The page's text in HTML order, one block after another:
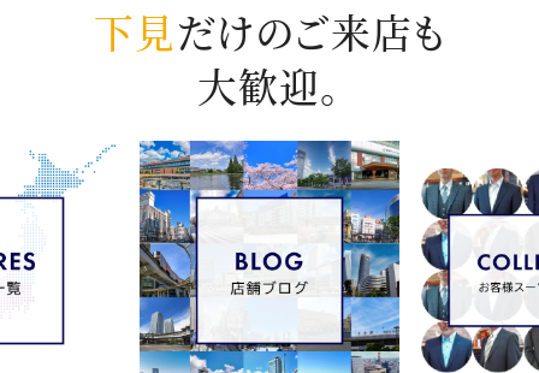
下見だけのご来店も
大歓迎。